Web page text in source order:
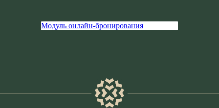
Модуль онлайн-бронирования